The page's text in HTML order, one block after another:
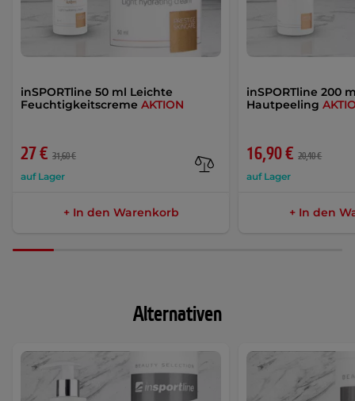
inSPORTline 50 ml Leichte
Feuchtigkeitscreme AKTION
27 € 31,60 €
auf Lager
+ In den Warenkorb
inSPORTline 200
Hautpeeling
16,90 € 20,40 €
auf Lager
+ In den
Alternativen